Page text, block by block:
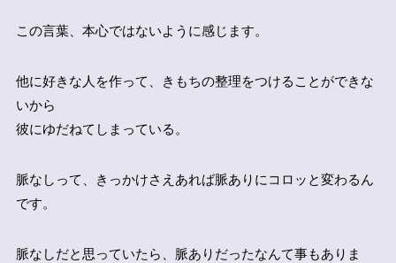
この言葉、本心ではないように感じます。
他に好きな人を作って、きもちの整理をつけることができな
いから
彼にゆだねてしまっている。
脈なしって、きっかけさえあれば脈ありにコロッと変わるん
です。
脈なしだと思っていたら、脈ありだったなんて事もありま